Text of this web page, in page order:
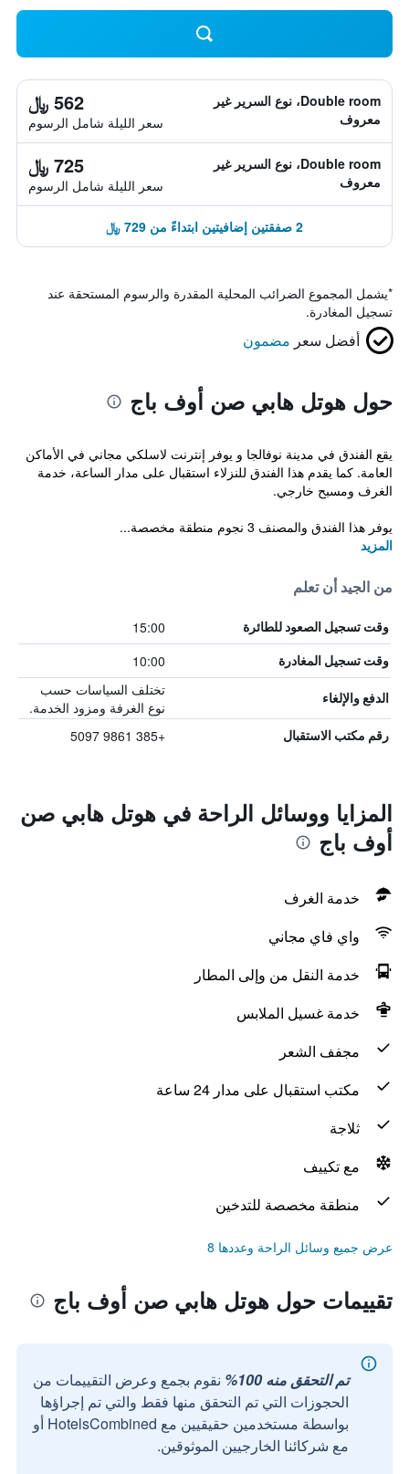
Double room، نوع السرير غير
معروف
562 ﷼
سعر الليلة شامل الرسوم
Double room، نوع السرير غير
معروف
725 ﷼
سعر الليلة شامل الرسوم
2 صفقتين إضافيتين ابتداءً من 729 ﷼
*يشمل المجموع الضرائب المحلية المقدرة والرسوم المستحقة عند
تسجيل المغادرة.
أفضل سعر مضمون
حول هوتل هابي صن أوف باج
يقع الفندق في مدينة نوفالجا و يوفر إنترنت لاسلكي مجاني في الأماكن
العامة. كما يقدم هذا الفندق للنزلاء استقبال على مدار الساعة، خدمة
الغرف ومسبح خارجي.
يوفر هذا الفندق والمصنف 3 نجوم منطقة مخصصة...
المزيد
من الجيد أن تعلم
وقت تسجيل الصعود للطائرة 15:00
وقت تسجيل المغادرة 10:00
الدفع والإلغاء
تختلف السياسات حسب
نوع الغرفة ومزود الخدمة.
رقم مكتب الاستقبال +385 9861 5097
المزايا ووسائل الراحة في هوتل هابي صن
أوف باج
خدمة الغرف
واي فاي مجاني
خدمة النقل من وإلى المطار
خدمة غسيل الملابس
مجفف الشعر
مكتب استقبال على مدار 24 ساعة
ثلاجة
مع تكييف
منطقة مخصصة للتدخين
عرض جميع وسائل الراحة وعددها 8
تقييمات حول هوتل هابي صن أوف باج
تم التحقق منه 100%
نقوم بجمع وعرض التقييمات من
الحجوزات التي تم التحقق منها فقط والتي تم إجراؤها
بواسطة مستخدمين حقيقيين مع HotelsCombined أو
مع شركائنا الخارجيين الموثوقين.